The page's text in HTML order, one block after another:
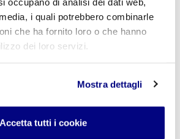
i quali potrebbero combinarle
che ha fornito loro o che hanno
dei loro servizi.
Mostra dettagli
Accetta tutti i cookie
il ragazzo a riflettere: il suo
paralizzato dalla paura e la sua
di sé che dei fatti, è alterata
ma dalla paura vissuta dal ragazzo,
Questi in effetti si verificano in